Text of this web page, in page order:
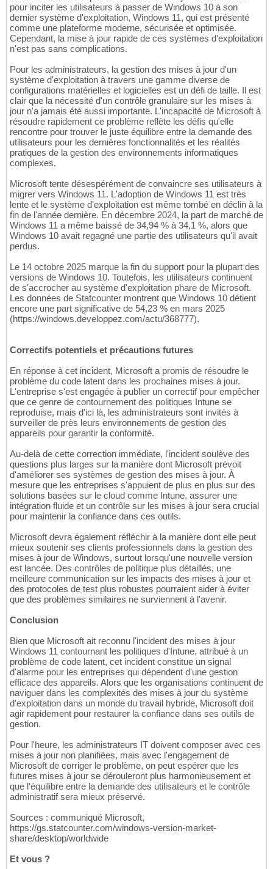
pour inciter les utilisateurs à passer de Windows 10 à son
dernier système d'exploitation, Windows 11, qui est présenté
comme une plateforme moderne, sécurisée et optimisée.
Cependant, la mise à jour rapide de ces systèmes d'exploitation
n'est pas sans complications.
Pour les administrateurs, la gestion des mises à jour d'un
système d'exploitation à travers une gamme diverse de
configurations matérielles et logicielles est un défi de taille. Il est
clair que la nécessité d'un contrôle granulaire sur les mises à
jour n'a jamais été aussi importante. L'incapacité de Microsoft à
résoudre rapidement ce problème reflète les défis qu'elle
rencontre pour trouver le juste équilibre entre la demande des
utilisateurs pour les dernières fonctionnalités et les réalités
pratiques de la gestion des environnements informatiques
complexes.
Microsoft tente désespérément de convaincre ses utilisateurs à
migrer vers Windows 11. L'adoption de Windows 11 est très
lente et le système d'exploitation est même tombé en déclin à la
fin de l'année dernière. En décembre 2024, la part de marché de
Windows 11 a même baissé de 34,94 % à 34,1 %, alors que
Windows 10 avait regagné une partie des utilisateurs qu'il avait
perdus.
Le 14 octobre 2025 marque la fin du support pour la plupart des
versions de Windows 10. Toutefois, les utilisateurs continuent
de s'accrocher au système d'exploitation phare de Microsoft.
Les données de Statcounter montrent que Windows 10 détient
encore une part significative de 54,23 % en mars 2025
(https://windows.developpez.com/actu/368777).
Correctifs potentiels et précautions futures
En réponse à cet incident, Microsoft a promis de résoudre le
problème du code latent dans les prochaines mises à jour.
L'entreprise s'est engagée à publier un correctif pour empêcher
que ce genre de contournement des politiques Intune se
reproduise, mais d'ici là, les administrateurs sont invités à
surveiller de près leurs environnements de gestion des
appareils pour garantir la conformité.
Au-delà de cette correction immédiate, l'incident soulève des
questions plus larges sur la manière dont Microsoft prévoit
d'améliorer ses systèmes de gestion des mises à jour. À
mesure que les entreprises s'appuient de plus en plus sur des
solutions basées sur le cloud comme Intune, assurer une
intégration fluide et un contrôle sur les mises à jour sera crucial
pour maintenir la confiance dans ces outils.
Microsoft devra également réfléchir à la manière dont elle peut
mieux soutenir ses clients professionnels dans la gestion des
mises à jour de Windows, surtout lorsqu'une nouvelle version
est lancée. Des contrôles de politique plus détaillés, une
meilleure communication sur les impacts des mises à jour et
des protocoles de test plus robustes pourraient aider à éviter
que des problèmes similaires ne surviennent à l'avenir.
Conclusion
Bien que Microsoft ait reconnu l'incident des mises à jour
Windows 11 contournant les politiques d'Intune, attribué à un
problème de code latent, cet incident constitue un signal
d'alarme pour les entreprises qui dépendent d'une gestion
efficace des appareils. Alors que les organisations continuent de
naviguer dans les complexités des mises à jour du système
d'exploitation dans un monde du travail hybride, Microsoft doit
agir rapidement pour restaurer la confiance dans ses outils de
gestion.
Pour l'heure, les administrateurs IT doivent composer avec ces
mises à jour non planifiées, mais avec l'engagement de
Microsoft de corriger le problème, on peut espérer que les
futures mises à jour se dérouleront plus harmonieusement et
que l'équilibre entre la demande des utilisateurs et le contrôle
administratif sera mieux préservé.
Sources : communiqué Microsoft,
https://gs.statcounter.com/windows-version-market-
share/desktop/worldwide
Et vous ?